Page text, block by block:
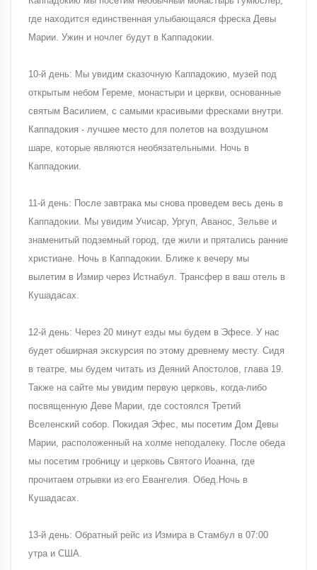
где находится единственная улыбающаяся фреска Девы
Марии. Ужин и ночлег будут в Каппадокии.
10-й день: Мы увидим сказочную Каппадокию, музей под
открытым небом Гереме, монастыри и церкви, основанные
святым Василием, с самыми красивыми фресками внутри.
Каппадокия - лучшее место для полетов на воздушном
шаре, которые являются необязательными. Ночь в
Каппадокии.
11-й день: После завтрака мы снова проведем весь день в
Каппадокии. Мы увидим Учисар, Ургуп, Аванос, Зельве и
знаменитый подземный город, где жили и прятались ранние
христиане. Ночь в Каппадокии. Ближе к вечеру мы
вылетим в Измир через Истнабул. Трансфер в ваш отель в
Кушадасах.
12-й день: Через 20 минут езды мы будем в Эфесе. У нас
будет обширная экскурсия по этому древнему месту. Сидя
в театре, мы будем читать из Деяний Апостолов, глава 19.
Также на сайте мы увидим первую церковь, когда-либо
посвященную Деве Марии, где состоялся Третий
Вселенский собор. Покидая Эфес, мы посетим Дом Девы
Марии, расположенный на холме неподалеку. После обеда
мы посетим гробницу и церковь Святого Иоанна, где
прочитаем отрывки из его Евангелия. Обед.Ночь в
Кушадасах.
13-й день: Обратный рейс из Измира в Стамбул в 07:00
утра и США.